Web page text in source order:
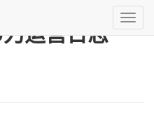
运营日志